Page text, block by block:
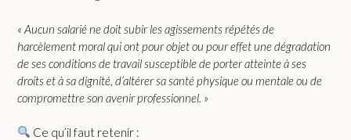
« Aucun salarié ne doit subir les agissements répétés de
harcèlement moral qui ont pour objet ou pour effet une dégradation
de ses conditions de travail susceptible de porter atteinte à ses
droits et à sa dignité, d’altérer sa santé physique ou mentale ou de
compromettre son avenir professionnel. »
Ce qu’il faut retenir :